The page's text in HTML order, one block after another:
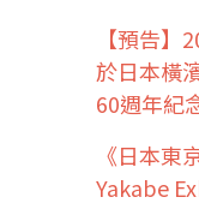
【預告
於日本橫
60週年紀
《日本東
Yakabe